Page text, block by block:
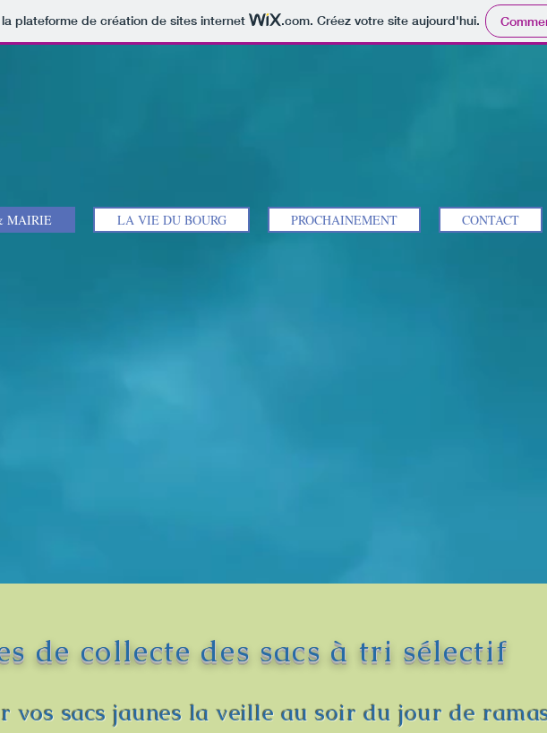
plateforme de création de sites internet .com. Créez votre site aujourd'hui.
MAIRIE LA VIE DU BOURG PROCHAINEMENT CONTACT
de collecte des sacs à tri sélectif
vos sacs jaunes la veille au soir du jour de